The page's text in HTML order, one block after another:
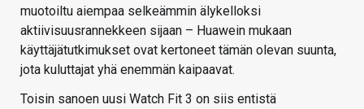
muotoiltu aiempaa selkeämmin älykelloksi
aktiivisuusrannekkeen sijaan – Huawein mukaan
käyttäjätutkimukset ovat kertoneet tämän olevan suunta,
jota kuluttajat yhä enemmän kaipaavat.
Toisin sanoen uusi Watch Fit 3 on siis entistä